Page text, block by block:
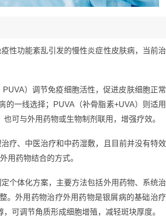
性功能紊乱引发的慢性炎症性皮肤病，当前治
）调节免疫细胞活性，促进皮肤细胞正常
的一线选择；PUVA（补骨脂素+UVA）则适用
可与外用药物或生物制剂联用，增强疗效。
疗、中医治疗和中药湿敷，且目前并没有特效
用药物结合的方式。
个体化方案，主要方法包括外用药物、系统治
。外用药物治疗外用药物是银屑病的基础治疗
可调节角质形成细胞增殖，减轻斑块厚度。